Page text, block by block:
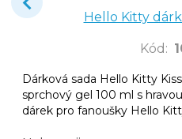
Hello Kitty
Kód :
Dárková sada Hello Kitty
sprchový gel 100 ml s
dárek pro fanoušky Hello